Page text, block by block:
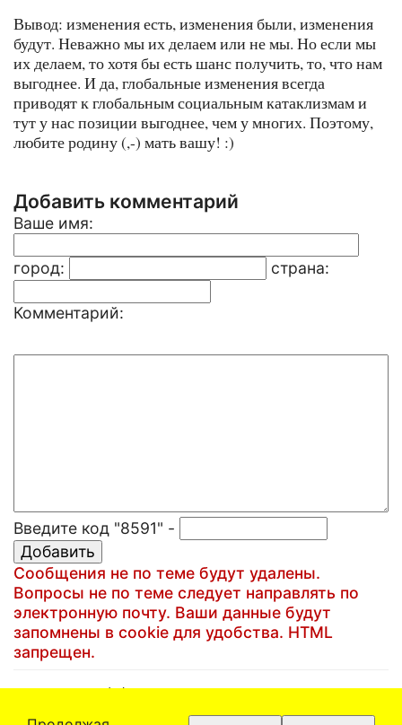
Вывод: изменения есть, изменения были, изменения
будут. Неважно мы их делаем или не мы. Но если мы
их делаем, то хотя бы есть шанс получить, то, что нам
выгоднее. И да, глобальные изменения всегда
приводят к глобальным социальным катаклизмам и
тут у нас позиции выгоднее, чем у многих. Поэтому,
любите родину (,-) мать вашу! :)
Добавить комментарий
Ваше имя:
город: страна:
Комментарий:
Введите код "8591" -
Сообщения не по теме будут удалены.
Вопросы не по теме следует направлять по
электронную почту. Ваши данные будут
запомнены в cookie для удобства. HTML
запрещен.
(C)1999-2025 Артем Кучин
artem@artem.ru